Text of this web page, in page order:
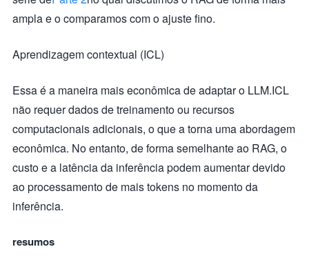
ampla e o comparamos com o ajuste fino.
Aprendizagem contextual (ICL)
Essa é a maneira mais econômica de adaptar o LLM.ICL
não requer dados de treinamento ou recursos
computacionais adicionais, o que a torna uma abordagem
econômica. No entanto, de forma semelhante ao RAG, o
custo e a latência da inferência podem aumentar devido
ao processamento de mais tokens no momento da
inferência.
resumos